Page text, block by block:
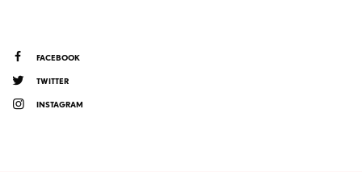
FACEBOOK
TWITTER
INSTAGRAM